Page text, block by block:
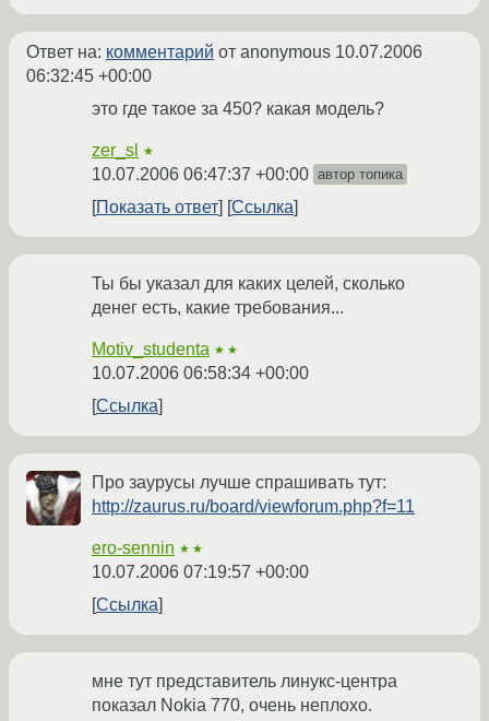
Ответ на: комментарий от anonymous 10.07.2006
06:32:45 +00:00
это где такое за 450? какая модель?
zer_sl ★
10.07.2006 06:47:37 +00:00 автор топика
Показать ответ Ссылка
Ты бы указал для каких целей, сколько
денег есть, какие требования...
Motiv_studenta ★★
10.07.2006 06:58:34 +00:00
Ссылка
Про заурусы лучше спрашивать тут:
http://zaurus.ru/board/viewforum.php?f=11
ero-sennin ★★
10.07.2006 07:19:57 +00:00
Ссылка
мне тут представитель линукс-центра
показал Nokia 770, очень неплохо.